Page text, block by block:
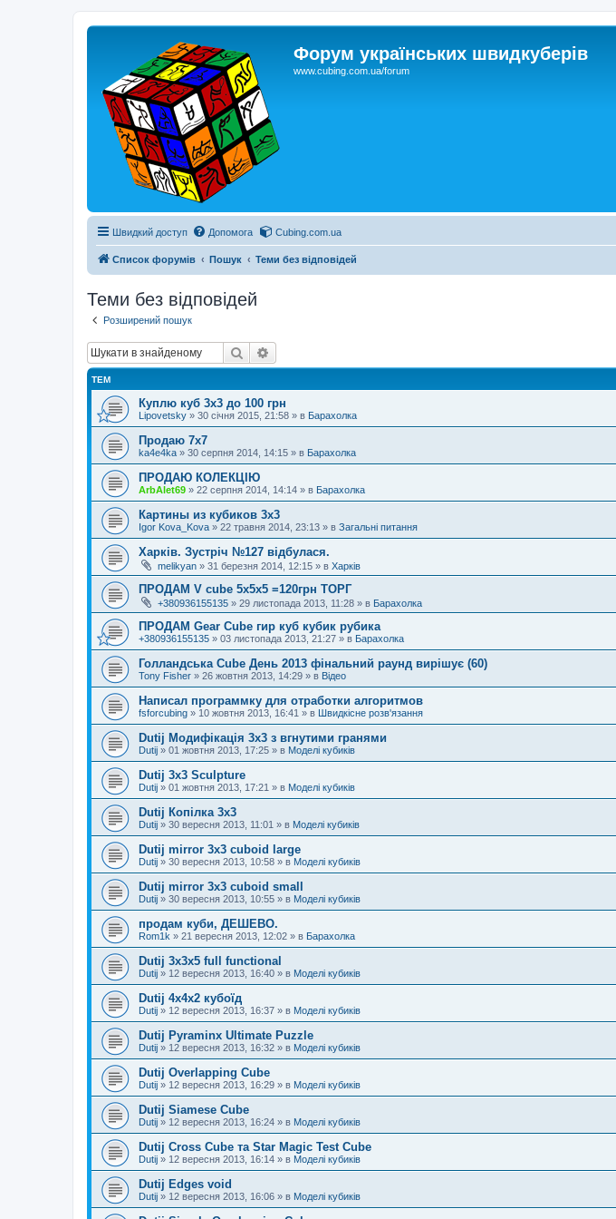
Форум українських швидкуберів
www.cubing.com.ua/forum
Швидкий доступ Допомога Cubing.com.ua
Список форумів Пошук Теми без відповідей
Теми без відповідей
Розширений пошук
Пошук
ТЕМ
Куплю куб 3х3 до 100 грн
Lipovetsky » 30 січня 2015, 21:58 » в Барахолка
Продаю 7х7
ka4e4ka » 30 серпня 2014, 14:15 » в Барахолка
ПРОДАЮ КОЛЕКЦІЮ
ArbAlet69 » 22 серпня 2014, 14:14 » в Барахолка
Картины из кубиков 3х3
Igor Kova_Kova » 22 травня 2014, 23:13 » в Загальні питання
Харків. Зустріч №127 відбулася.
melikyan » 31 березня 2014, 12:15 » в Харків
ПРОДАМ V cube 5x5x5 =120грн ТОРГ
+380936155135 » 29 листопада 2013, 11:28 » в Барахолка
ПРОДАМ Gear Cube гир куб кубик рубика
+380936155135 » 03 листопада 2013, 21:27 » в Барахолка
Голландська Cube День 2013 фінальний раунд вирішує (60)
Tony Fisher » 26 жовтня 2013, 14:29 » в Відео
Написал программку для отработки алгоритмов
fsforcubing » 10 жовтня 2013, 16:41 » в Швидкісне розв'язання
Dutij Модифікація 3х3 з вгнутими гранями
Dutij » 01 жовтня 2013, 17:25 » в Моделі кубиків
Dutij 3x3 Sculpture
Dutij » 01 жовтня 2013, 17:21 » в Моделі кубиків
Dutij Копілка 3х3
Dutij » 30 вересня 2013, 11:01 » в Моделі кубиків
Dutij mirror 3x3 cuboid large
Dutij » 30 вересня 2013, 10:58 » в Моделі кубиків
Dutij mirror 3х3 cuboid small
Dutij » 30 вересня 2013, 10:55 » в Моделі кубиків
продам куби, ДЕШЕВО.
Rom1k » 21 вересня 2013, 12:02 » в Барахолка
Dutij 3х3х5 full functional
Dutij » 12 вересня 2013, 16:40 » в Моделі кубиків
Dutij 4х4х2 кубоїд
Dutij » 12 вересня 2013, 16:37 » в Моделі кубиків
Dutij Pyraminx Ultimate Puzzle
Dutij » 12 вересня 2013, 16:32 » в Моделі кубиків
Dutij Overlapping Cube
Dutij » 12 вересня 2013, 16:29 » в Моделі кубиків
Dutij Siamese Cube
Dutij » 12 вересня 2013, 16:24 » в Моделі кубиків
Dutij Cross Cube та Star Magic Test Cube
Dutij » 12 вересня 2013, 16:14 » в Моделі кубиків
Dutij Edges void
Dutij » 12 вересня 2013, 16:06 » в Моделі кубиків